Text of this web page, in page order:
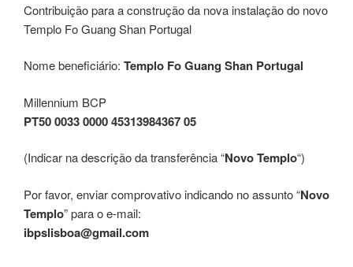
Contribuição para a construção da nova instalação do novo
Templo Fo Guang Shan Portugal
Nome beneficiário: Templo Fo Guang Shan Portugal
Millennium BCP
PT50 0033 0000 45313984367 05
(Indicar na descrição da transferência “Novo Templo“)
Por favor, enviar comprovativo indicando no assunto “Novo
Templo” para o e-mail:
ibpslisboa@gmail.com